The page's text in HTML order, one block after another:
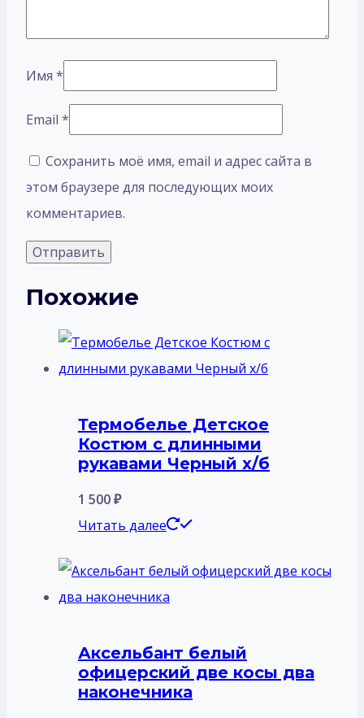
Имя *
Email *
Сохранить моё имя, email и адрес сайта в
этом браузере для последующих моих
комментариев.
Похожие
Термобелье Детское
Костюм с длинными
рукавами Черный х/б
1 500₽
Читать далее
Аксельбант белый
офицерский две косы два
наконечника